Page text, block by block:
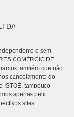
e sem
COMÉRCIO DE
também que não
cancelamento do
ISTOÉ, tampouco
apenas pelo
sites.